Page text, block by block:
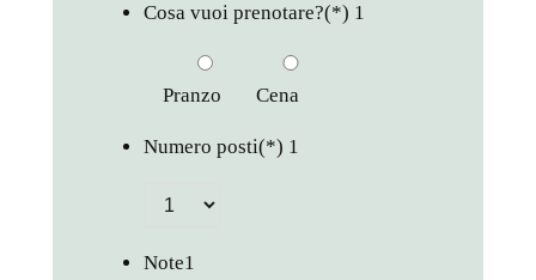
Cosa vuoi prenotare?(*) 1
Pranzo Cena
Numero posti(*) 1
Note1